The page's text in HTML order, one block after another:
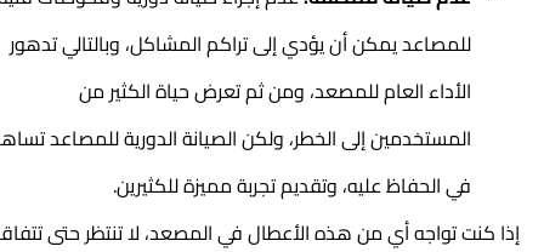
للمصاعد يمكن أن يؤدي إلى تراكم المشاكل، وبالتالي تدهور
الأداء العام للمصعد، ومن ثم تعرض حياة الكثير من
المستخدمين إلى الخطر، ولكن الصيانة الدورية للمصاعد تساهم
في الحفاظ عليه، وتقديم تجربة مميزة للكثيرين.
إذا كنت تواجه أي من هذه الأعطال في المصعد، لا تنتظر حتى تتفاقم